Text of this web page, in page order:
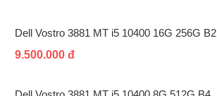
Dell Vostro 3881 MT i5 10400 16G 256G B2
9.500.000 đ